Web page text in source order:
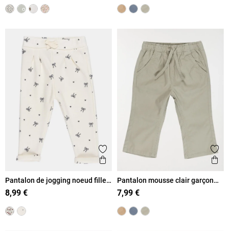
Ajouter aux favoris
Aperçu rapide
Pantalon de jogging noeud fille
(3-36M)
8,99 €
Pantalon mousse clair garçon
(3-36M)
7,99 €